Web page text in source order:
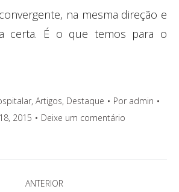
na mesma direção e
certa. É o que temos para o
, Artigos, Destaque Por admin
2015
Deixe um comentário
ANTERIOR